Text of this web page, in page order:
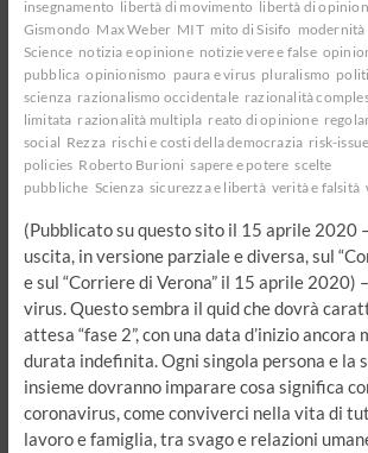
insegnamento libertà di movimento libertà di
Gismondo Max Weber MIT mito di Sisifo modernità
Science notizia e opinione notizie vere e false
pubblica opinionismo paura e virus pluralismo
scienza razionalismo occidentale razionalità
limitata razionalità multipla reato di opinione
social Rezza rischi e costi della democrazia risk-
policies Roberto Burioni sapere e potere scelte
pubbliche Scienza sicurezza e libertà verità e falsità
(Pubblicato su questo sito il 15 aprile 2020
uscita, in versione parziale e diversa, sul
e sul “Corriere di Verona” il 15 aprile 2020)
virus. Questo sembra il quid che dovrà
attesa “fase 2”, con una data d’inizio ancora
durata indefinita. Ogni singola persona e la
insieme dovranno imparare cosa significa
coronavirus, come conviverci nella vita di
lavoro e famiglia, tra svago e relazioni